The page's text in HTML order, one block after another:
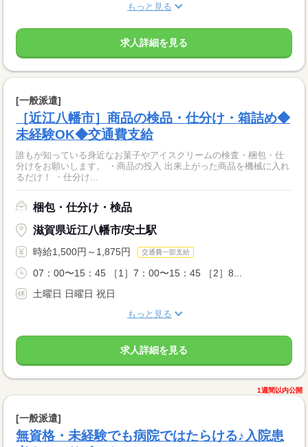
もっと見る
求人詳細を見る
[一般派遣]
［近江八幡市］商品の検品・仕分け・箱詰め◆
未経験OK◆交通費支給
誰もが知っている身近なお菓子やアイスクリームの検査・梱包・仕
分けをお願いします。 ・商品の投入 出来上がった商品を機械に入れ
るだけ！ ・仕分け...
梱包・仕分け・検品
滋賀県近江八幡市/安土駅
時給1,500円～1,875円 交通費一部支給
07：00〜15：45 ［1］7：00〜15：45 ［2］8...
土曜日 日曜日 祝日
もっと見る
求人詳細を見る
1週間以内公開
[一般派遣]
無資格・未経験でも病院ではたらける♪入院患